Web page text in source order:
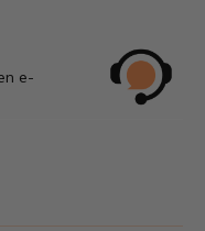
e-